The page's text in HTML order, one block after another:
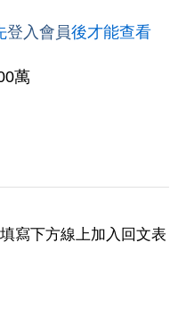
登入會員後才能查看
萬
寫下方線上加入回文表